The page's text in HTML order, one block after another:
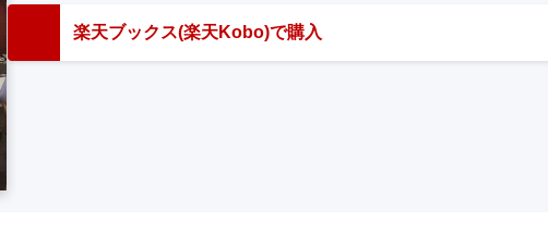
楽天ブックス(楽天Kobo)で購入